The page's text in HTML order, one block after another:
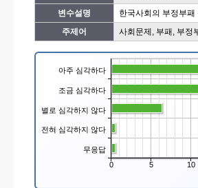
변수설명
한국사회의 부정부패
주제어
사회문제, 부패, 부정
아주 심각하다
조금 심각하다
별로 심각하지 않다
전혀 심각하지 않다
무응답
0 5 10